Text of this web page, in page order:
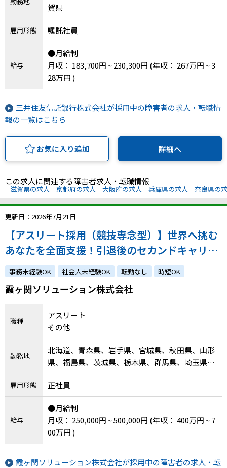
賀県
雇用形態 嘱託社員
給与
●月給制
月収： 183,700円 ~ 230,300円 (年収： 267万円 ~ 3
28万円 )
三井住友信託銀行株式会社が採用中の障害者の求人・転職情
報の一覧はこちら
お気に入り追加 詳細へ
この求人に関連する障害者求人・転職情報
滋賀県の求人 京都府の求人 大阪府の求人 兵庫県の求人 奈良県の
更新日：2026年7月21日
【アスリート採用（競技専念型）】世界へ挑む
あなたを全面支援！引退後のセカンドキャリア
もご用意します！
事務未経験OK 社会人未経験OK 転勤なし 時短OK
霞ヶ関ソリューション株式会社
職種
アスリート
その他
勤務地
北海道、青森県、岩手県、宮城県、秋田県、山形
県、福島県、茨城県、栃木県、群馬県、埼玉県、
千葉県、東京都、神奈川県、新潟県、富山県、石
川県、福井県、山梨県、長野県、岐阜県、静岡
県、愛知県、三重県、滋賀県、京都府、大阪府、
兵庫県、奈良県、和歌山県、鳥取県、島根県、岡
山県、広島県、山口県、徳島県、香川県、愛媛
県、高知県、福岡県、佐賀県、長崎県、熊本県、
大分県、宮崎県、鹿児島県、沖縄県
雇用形態 正社員
給与
●月給制
月収： 250,000円 ~ 500,000円 (年収： 400万円 ~ 7
00万円 )
霞ヶ関ソリューション株式会社が採用中の障害者の求人・転